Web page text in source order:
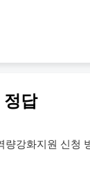
정답
량강화지원 신청